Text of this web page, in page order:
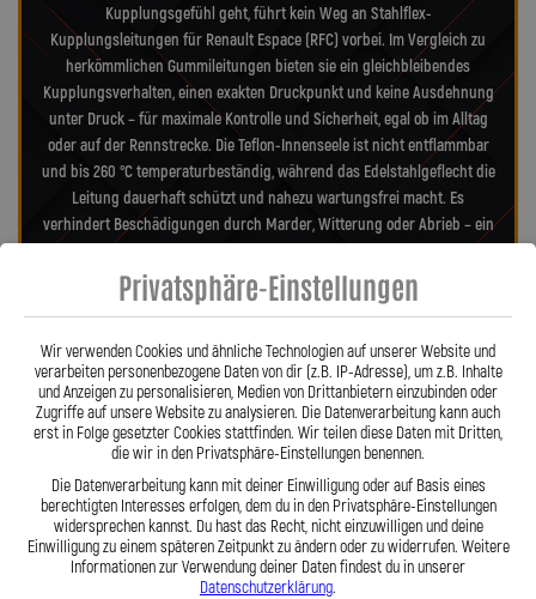
Kupplungsgefühl geht, führt kein Weg an Stahlflex-
Kupplungsleitungen für Renault Espace (RFC) vorbei. Im Vergleich zu
herkömmlichen Gummileitungen bieten sie ein gleichbleibendes
Kupplungsverhalten, einen exakten Druckpunkt und keine Ausdehnung
unter Druck – für maximale Kontrolle und Sicherheit, egal ob im Alltag
oder auf der Rennstrecke. Die Teflon-Innenseele ist nicht entflammbar
und bis 260 °C temperaturbeständig, während das Edelstahlgeflecht die
Leitung dauerhaft schützt und nahezu wartungsfrei macht. Es
verhindert Beschädigungen durch Marder, Witterung oder Abrieb – ein
Kosten und sorgt langfristig für ein sicheres Fahrgefühl. Unsere
verdrehbaren, ausjustierbaren Anschlüsse ermöglichen eine drallfreie,
Stahlflex-Kit – jede Leitung wird millimetergenau und individuell
gefertigt. Mit den Stahlflex-Kupplungsleitungen der Lothar Spiegler
Kfz-Leitungen GmbH entscheiden Sie sich für echte deutsche Qualität,
höchste Sicherheit und ein Produkt, das in Präzision und Haltbarkeit
überzeugt.Hier zu unserem Video „Stahlflex vs. Gummi“
Privatsphäre-Einstellungen
Wir verwenden Cookies und ähnliche Technologien auf unserer Website und
verarbeiten personenbezogene Daten von dir (z.B. IP-Adresse), um z.B. Inhalte
und Anzeigen zu personalisieren, Medien von Drittanbietern einzubinden oder
Zugriffe auf unsere Website zu analysieren. Die Datenverarbeitung kann auch
erst in Folge gesetzter Cookies stattfinden. Wir teilen diese Daten mit Dritten,
die wir in den Privatsphäre-Einstellungen benennen.
Die Datenverarbeitung kann mit deiner Einwilligung oder auf Basis eines
berechtigten Interesses erfolgen, dem du in den Privatsphäre-Einstellungen
widersprechen kannst. Du hast das Recht, nicht einzuwilligen und deine
Einwilligung zu einem späteren Zeitpunkt zu ändern oder zu widerrufen. Weitere
Informationen zur Verwendung deiner Daten findest du in unserer
Datenschutzerklärung.